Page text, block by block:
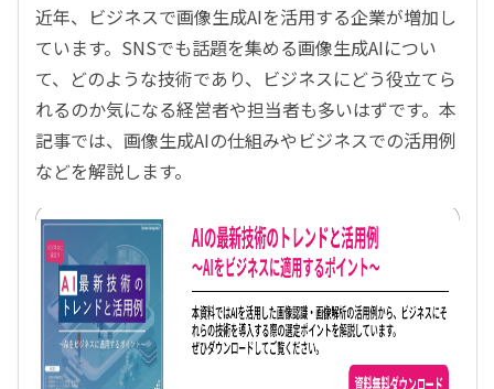
近年、ビジネスで画像生成AIを活用する企業が増加し
ています。SNSでも話題を集める画像生成AIについ
て、どのような技術であり、ビジネスにどう役立てら
れるのか気になる経営者や担当者も多いはずです。本
記事では、画像生成AIの仕組みやビジネスでの活用例
などを解説します。